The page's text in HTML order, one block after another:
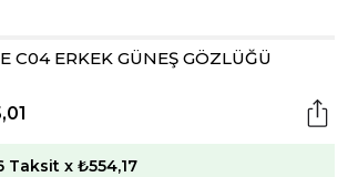
C04 ERKEK GÜNEŞ GÖZLÜĞÜ
Taksit x ₺554,17